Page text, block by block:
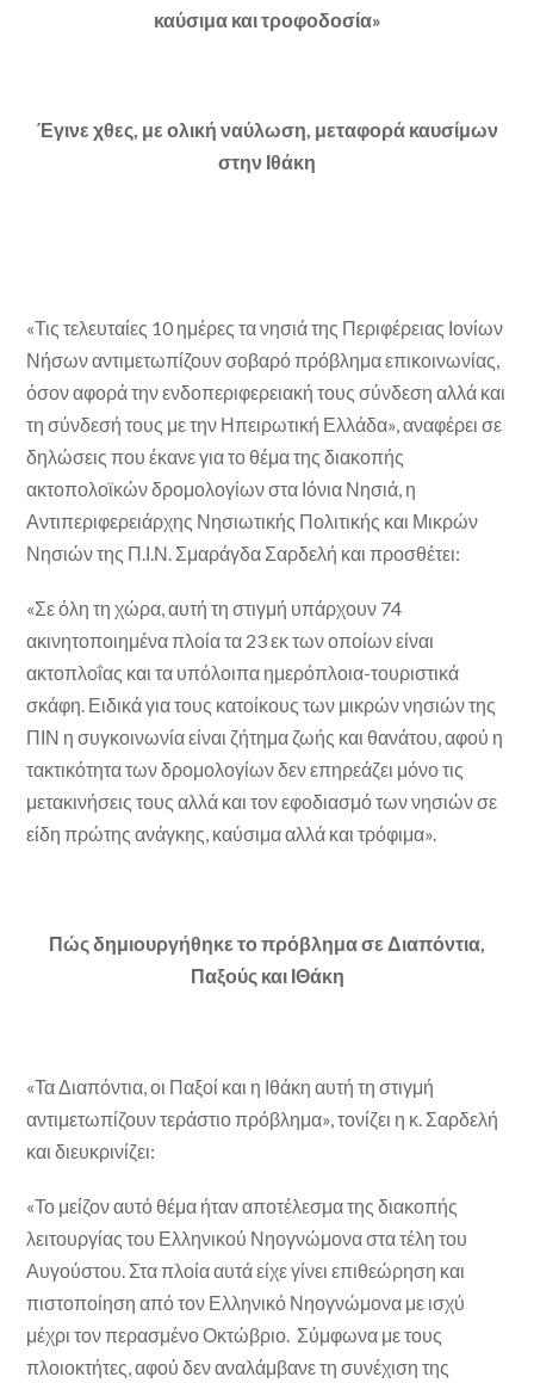
καύσιμα και τροφοδοσία»
Έγινε χθες, με ολική ναύλωση, μεταφορά καυσίμων
στην Ιθάκη
«Τις τελευταίες 10 ημέρες τα νησιά της Περιφέρειας Ιονίων
Νήσων αντιμετωπίζουν σοβαρό πρόβλημα επικοινωνίας,
όσον αφορά την ενδοπεριφερειακή τους σύνδεση αλλά και
τη σύνδεσή τους με την Ηπειρωτική Ελλάδα», αναφέρει σε
δηλώσεις που έκανε για το θέμα της διακοπής
ακτοπολοϊκών δρομολογίων στα Ιόνια Νησιά, η
Αντιπεριφερειάρχης Νησιωτικής Πολιτικής και Μικρών
Νησιών της Π.Ι.Ν. Σμαράγδα Σαρδελή και προσθέτει:
«Σε όλη τη χώρα, αυτή τη στιγμή υπάρχουν 74
ακινητοποιημένα πλοία τα 23 εκ των οποίων είναι
ακτοπλοΐας και τα υπόλοιπα ημερόπλοια-τουριστικά
σκάφη. Ειδικά για τους κατοίκους των μικρών νησιών της
ΠΙΝ η συγκοινωνία είναι ζήτημα ζωής και θανάτου, αφού η
τακτικότητα των δρομολογίων δεν επηρεάζει μόνο τις
μετακινήσεις τους αλλά και τον εφοδιασμό των νησιών σε
είδη πρώτης ανάγκης, καύσιμα αλλά και τρόφιμα».
Πώς δημιουργήθηκε το πρόβλημα σε Διαπόντια,
Παξούς και ΙΘάκη
«Τα Διαπόντια, οι Παξοί και η Ιθάκη αυτή τη στιγμή
αντιμετωπίζουν τεράστιο πρόβλημα», τονίζει η κ. Σαρδελή
και διευκρινίζει:
«Το μείζον αυτό θέμα ήταν αποτέλεσμα της διακοπής
λειτουργίας του Ελληνικού Νηογνώμονα στα τέλη του
Αυγούστου. Στα πλοία αυτά είχε γίνει επιθεώρηση και
πιστοποίηση από τον Ελληνικό Νηογνώμονα με ισχύ
μέχρι τον περασμένο Οκτώβριο. Σύμφωνα με τους
πλοιοκτήτες, αφού δεν αναλάμβανε τη συνέχιση της